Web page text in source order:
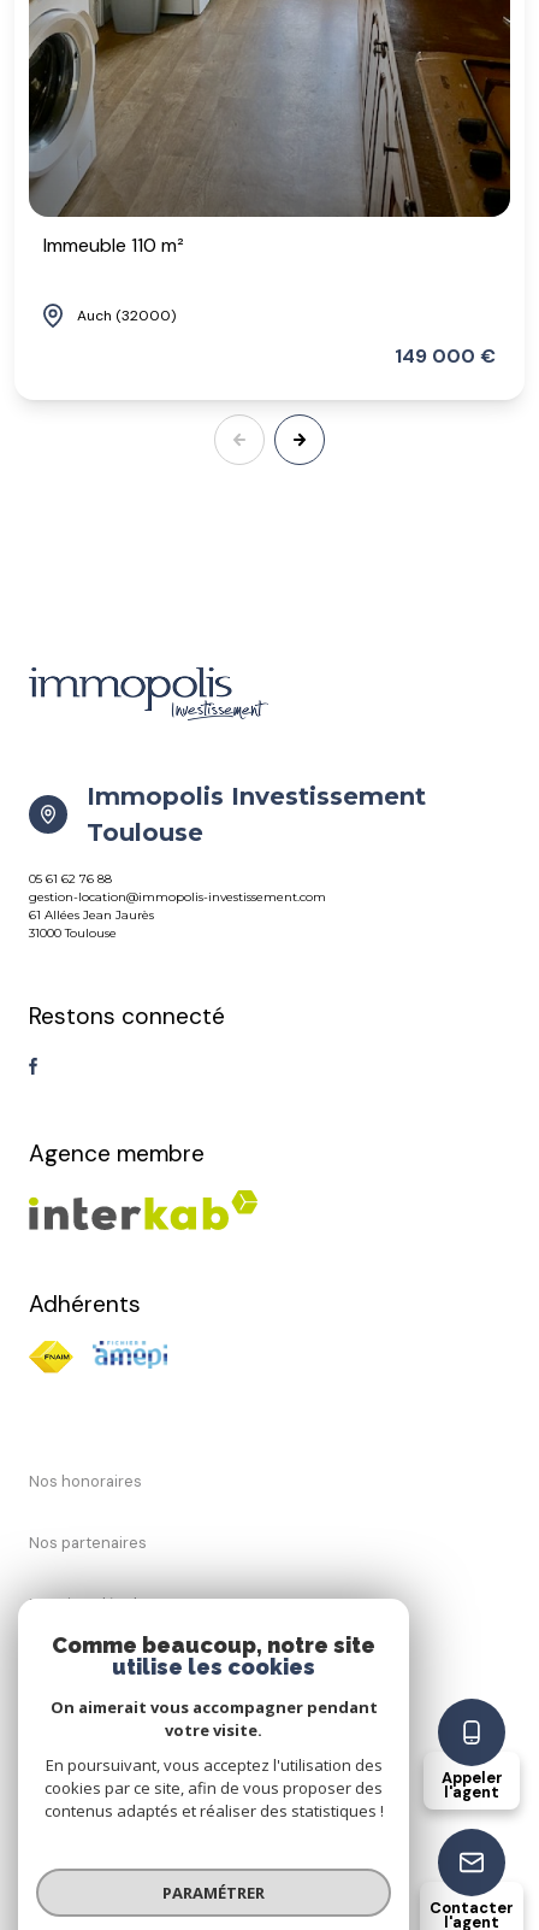
Appeler
l'agent
Contacter
l'agent
Immeuble 110 m²
Auch (32000)
149 000 €
Immopolis Investissement
Toulouse
05 61 62 76 88
gestion-location@immopolis-investissement.com
61 Allées Jean Jaurès
31000 Toulouse
Restons connecté
Agence membre
Adhérents
Nos honoraires
Nos partenaires
Mentions légales
Cookies
© 2026 | Tous droits réservés
Comme beaucoup, notre site
utilise les cookies
On aimerait vous accompagner pendant
votre visite.
En poursuivant, vous acceptez l'utilisation des
cookies par ce site, afin de vous proposer des
contenus adaptés et réaliser des statistiques !
PARAMÉTRER